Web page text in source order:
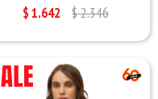
$1.642 $2.346